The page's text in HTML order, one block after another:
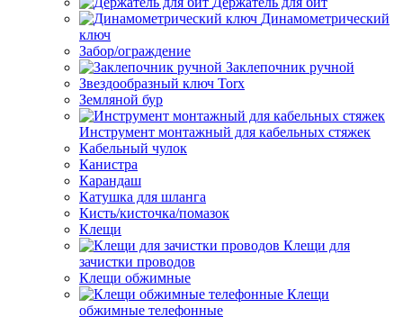
Динамометрический
ключ
Забор/ограждение
Заклепочник ручной
Звездообразный ключ Torx
Земляной бур
Инструмент монтажный для кабельных стяжек
Кабельный чулок
Канистра
Карандаш
Катушка для шланга
Кисть/кисточка/помазок
Клещи
Клещи для
зачистки проводов
Клещи обжимные
Клещи
обжимные телефонные